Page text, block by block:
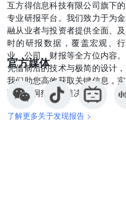
互方得信息科技有限公司旗下的
专业研报平台。我们致力于为金
融从业者与投资者提供全面、及
时的研报数据，覆盖宏观、行
业、公司、财报等全方位内容。
凭借前沿的技术与极简的设计，
我们助您高效获取关键信息，实
现深度洞察与精准决策。
了解更多关于发现报告 >
官方媒体